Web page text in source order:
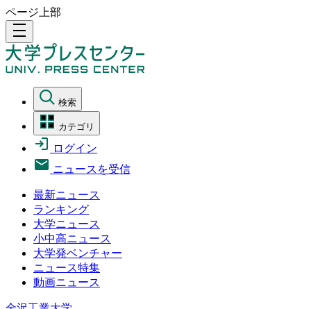
ページ上部
density_medium
検索
カテゴリ
ログイン
ニュースを受信
最新ニュース
ランキング
大学ニュース
小中高ニュース
大学発ベンチャー
ニュース特集
動画ニュース